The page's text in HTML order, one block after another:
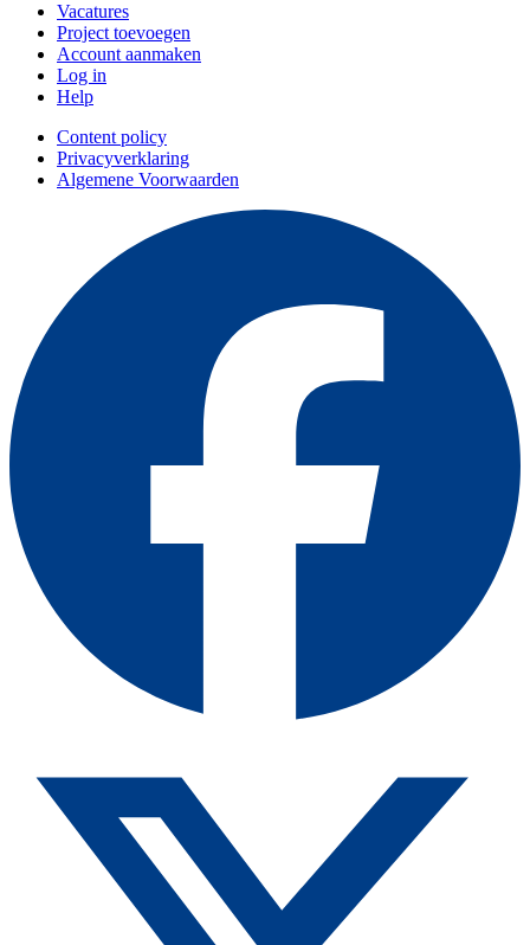
Vacatures
Project toevoegen
Account aanmaken
Log in
Help
Content policy
Privacyverklaring
Algemene Voorwaarden